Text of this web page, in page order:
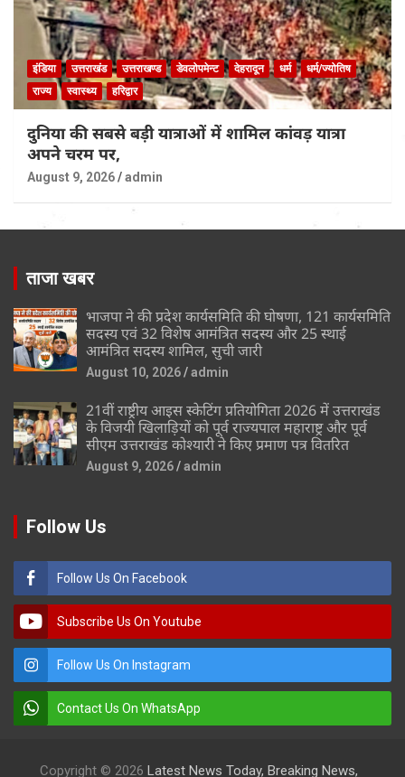
इंडिया उत्तराखंड उत्तराखण्ड डेवलोपमेन्ट देहरादून धर्म
धर्म/ज्योतिष
राज्य
स्वास्थ्य हरिद्वार
दुनिया की सबसे बड़ी यात्राओं में शामिल कांवड़ यात्रा
अपने चरम पर,
August 9, 2026 admin
ताजा खबर
भाजपा ने की प्रदेश कार्यसमिति की घोषणा, 121 कार्यसमिति
सदस्य एवं 32 विशेष आमंत्रित सदस्य और 25 स्थाई
आमंत्रित सदस्य शामिल, सुची जारी
August 10, 2026 admin
21वीं राष्ट्रीय आइस स्केटिंग प्रतियोगिता 2026 में उत्तराखंड
के विजयी खिलाड़ियों को पूर्व राज्यपाल महाराष्ट्र और पूर्व
सीएम उत्तराखंड कोश्यारी ने किए प्रमाण पत्र वितरित
August 9, 2026 admin
Follow Us
Follow Us On Facebook
Subscribe Us On Youtube
Follow Us On Instagram
Contact Us On WhatsApp
Copyright © 2026 Latest News Today, Breaking News,